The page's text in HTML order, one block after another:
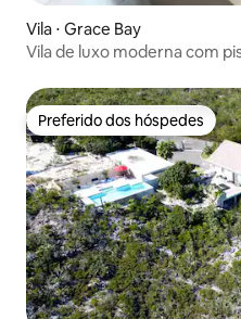
Vila ⋅ Grace Bay
Vila de luxo moderna com
Preferido dos hóspedes
Preferido dos hóspedes